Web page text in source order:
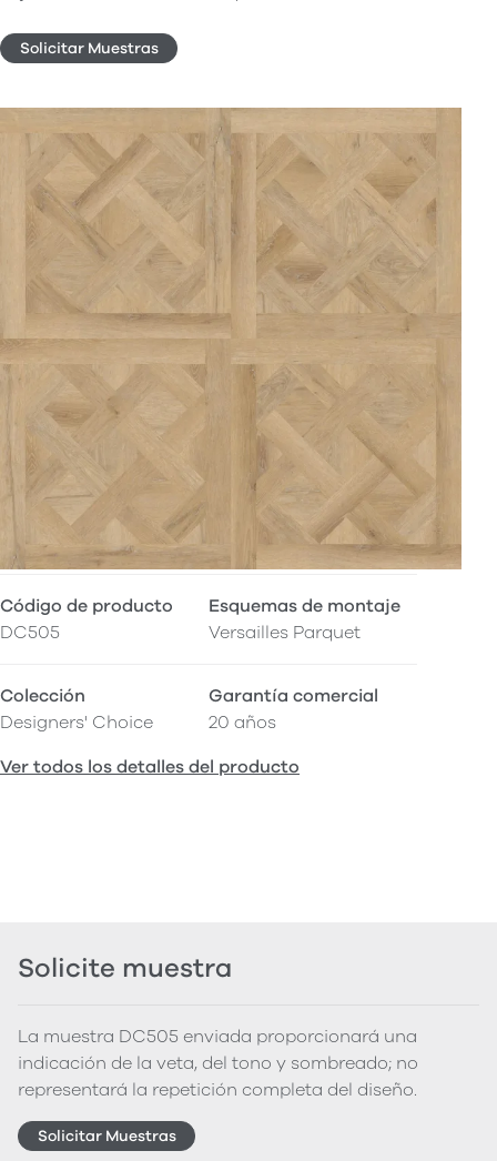
Solicitar Muestras
Código de producto
DC505
Esquemas de montaje
Versailles Parquet
Colección
Designers' Choice
Garantía comercial
20 años
Ver todos los detalles del producto
Solicite muestra
La muestra DC505 enviada proporcionará una
indicación de la veta, del tono y sombreado; no
representará la repetición completa del diseño.
Solicitar Muestras